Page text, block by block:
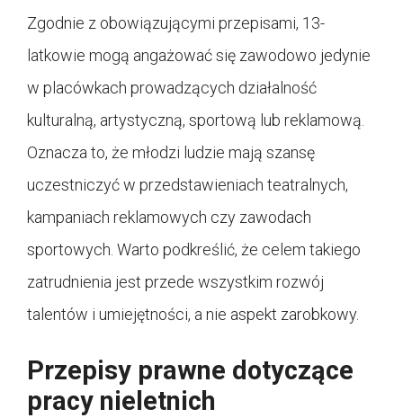
Zgodnie z obowiązującymi przepisami, 13-
latkowie mogą angażować się zawodowo jedynie
w placówkach prowadzących działalność
kulturalną, artystyczną, sportową lub reklamową.
Oznacza to, że młodzi ludzie mają szansę
uczestniczyć w przedstawieniach teatralnych,
kampaniach reklamowych czy zawodach
sportowych. Warto podkreślić, że celem takiego
zatrudnienia jest przede wszystkim rozwój
talentów i umiejętności, a nie aspekt zarobkowy.
Przepisy prawne dotyczące
pracy nieletnich